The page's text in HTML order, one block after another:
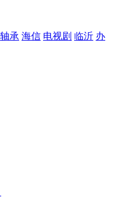
轴承 海信 电视剧 临沂 办